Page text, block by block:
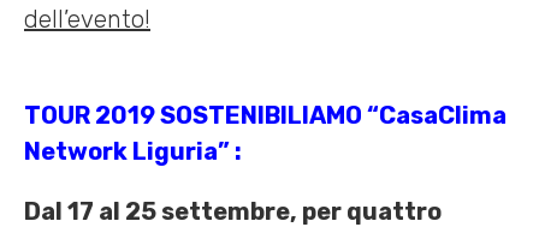
dell’evento!
TOUR 2019 SOSTENIBILIAMO “CasaClima
Network Liguria” :
Dal 17 al 25 settembre, per quattro